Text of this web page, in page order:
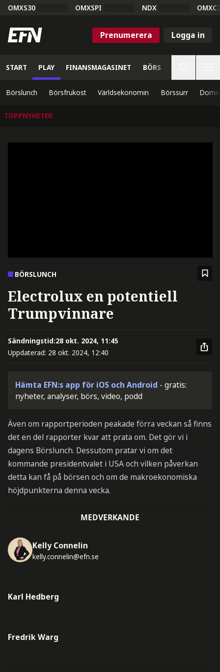
OMXS30 OMXSPI NDX
Prenumerera Logga in
START PLAY FINANSMAGASINET BÖRS
Börslunch Börsfrukost Världsekonomin Börssurr
TOPPNYHETER:
BÖRSLUNCH
Electrolux en potentiell
Trumpvinnare
Sändningstid:28 okt. 2024, 11:45
Uppdaterad: 28 okt. 2024, 12:40
Hämta EFN:s app för iOS och Android - gratis:
nyheter, analyser, börs, video, podd
Även om rapportperioden peakade förra veckan så finns
det en del rapporter kvar att prata om. Det gör vi i
dagens Börslunch. Dessutom pratar vi om det
kommande presidentvalet i USA och vilken påverkan
detta kan få på börsen och om de makroekonomiska
höjdpunkterna denna vecka.
MEDVERKANDE
Kelly Connelin
kelly.connelin@efn.se
Karl Hedberg
Fredrik Warg